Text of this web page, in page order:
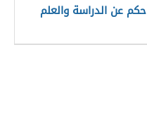
حكم عن الدراسة والعلم